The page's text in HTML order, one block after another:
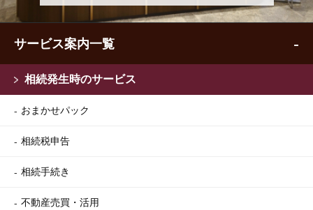
サービス案内一覧
相続発生時のサービス
おまかせパック
相続税申告
相続手続き
不動産売買・活用